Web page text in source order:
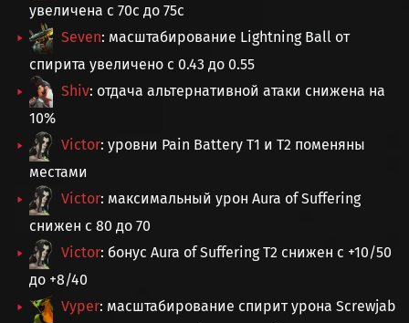
увеличена с 70с до 75с
Seven: масштабирование Lightning Ball от
спирита увеличено с 0.43 до 0.55
Shiv: отдача альтернативной атаки снижена на
10%
Victor: уровни Pain Battery T1 и T2 поменяны
местами
Victor: максимальный урон Aura of Suffering
снижен с 80 до 70
Victor: бонус Aura of Suffering T2 снижен с +10/50
до +8/40
Vyper: масштабирование спирит урона Screwjab